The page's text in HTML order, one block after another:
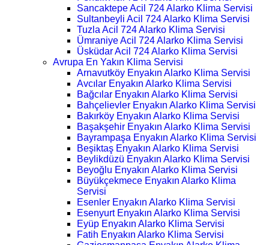
Sancaktepe Acil 724 Alarko Klima Servisi
Sultanbeyli Acil 724 Alarko Klima Servisi
Tuzla Acil 724 Alarko Klima Servisi
Ümraniye Acil 724 Alarko Klima Servisi
Üsküdar Acil 724 Alarko Klima Servisi
Avrupa En Yakın Klima Servisi
Arnavutköy Enyakın Alarko Klima Servisi
Avcılar Enyakın Alarko Klima Servisi
Bağcılar Enyakın Alarko Klima Servisi
Bahçelievler Enyakın Alarko Klima Servisi
Bakırköy Enyakın Alarko Klima Servisi
Başakşehir Enyakın Alarko Klima Servisi
Bayrampaşa Enyakın Alarko Klima Servisi
Beşiktaş Enyakın Alarko Klima Servisi
Beylikdüzü Enyakın Alarko Klima Servisi
Beyoğlu Enyakın Alarko Klima Servisi
Büyükçekmece Enyakın Alarko Klima
Servisi
Esenler Enyakın Alarko Klima Servisi
Esenyurt Enyakın Alarko Klima Servisi
Eyüp Enyakın Alarko Klima Servisi
Fatih Enyakın Alarko Klima Servisi